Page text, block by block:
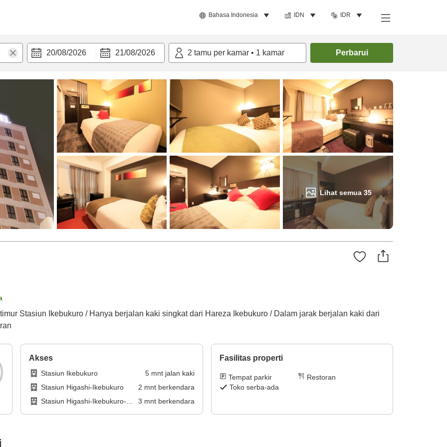
Bahasa Indonesia IDN IDR
20/08/2026 21/08/2026 2 tamu per kamar • 1 kamar Perbarui
Lihat semua 35
Cari kamar
Stasiun Ikebukuro / Hanya berjalan kaki singkat dari Hareza Ikebukuro / Dalam jarak berjalan kaki dari
Akses
Stasiun Ikebukuro 5mnt jalan kaki
Stasiun Higashi-Ikebukuro
2 mnt berkendara
Stasiun Higashi-Ikebukuro-
3 mnt berkendara
Fasilitas properti
Tempat parkir
Restoran
Toko serba-ada